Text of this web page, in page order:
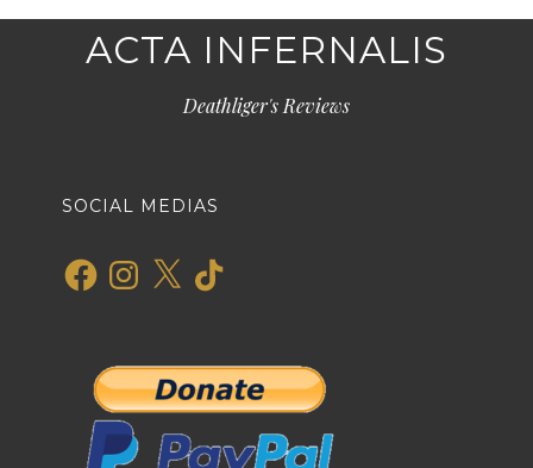
ACTA INFERNALIS
Deathliger's Reviews
SOCIAL MEDIAS
FacebookInstagram
X TikTok